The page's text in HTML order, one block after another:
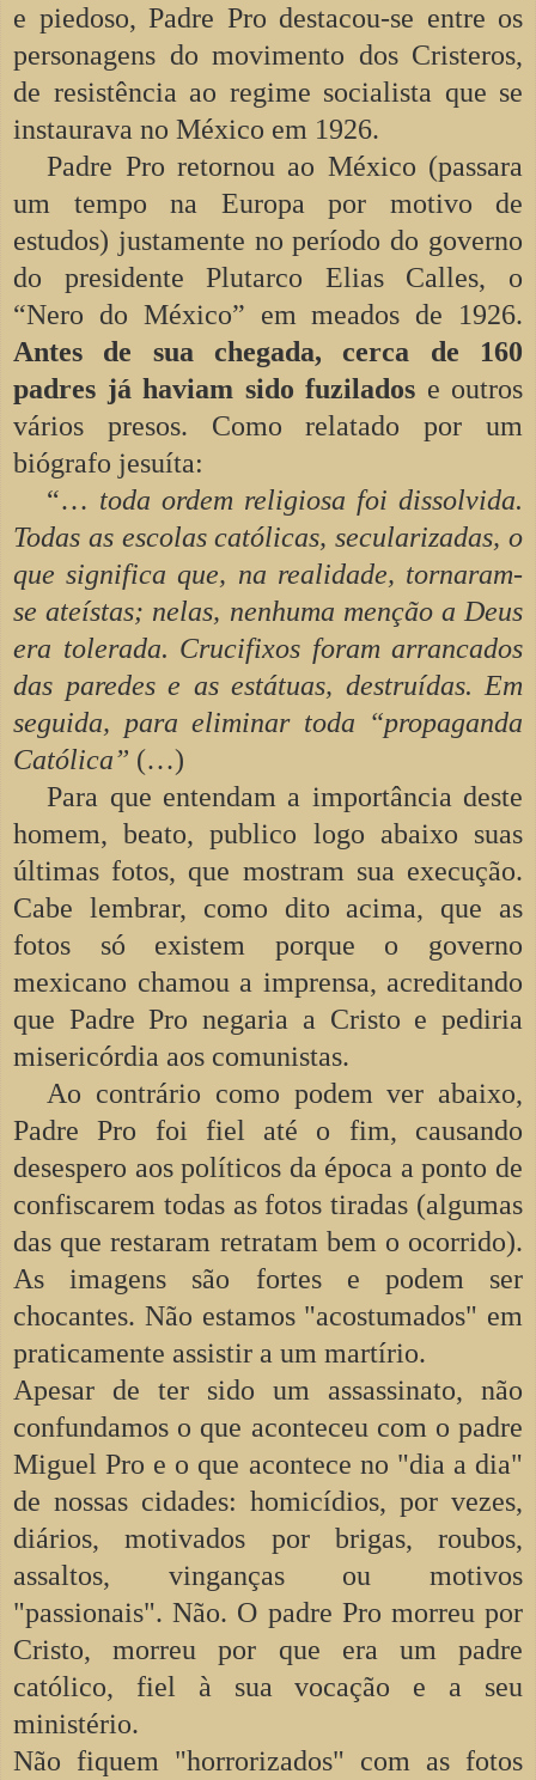
e piedoso, Padre Pro destacou-se entre os
personagens do movimento dos Cristeros,
de resistência ao regime socialista que se
instaurava no México em 1926.
Padre Pro retornou ao México (passara
um tempo na Europa por motivo de
estudos) justamente no período do governo
do presidente Plutarco Elias Calles, o
“Nero do México” em meados de 1926.
Antes de sua chegada, cerca de 160
padres já haviam sido fuzilados e outros
vários presos. Como relatado por um
biógrafo jesuíta:
“… toda ordem religiosa foi dissolvida.
Todas as escolas católicas, secularizadas, o
que significa que, na realidade, tornaram-
se ateístas; nelas, nenhuma menção a Deus
era tolerada. Crucifixos foram arrancados
das paredes e as estátuas, destruídas. Em
seguida, para eliminar toda “propaganda
Católica” (…)
Para que entendam a importância deste
homem, beato, publico logo abaixo suas
últimas fotos, que mostram sua execução.
Cabe lembrar, como dito acima, que as
fotos só existem porque o governo
mexicano chamou a imprensa, acreditando
que Padre Pro negaria a Cristo e pediria
misericórdia aos comunistas.
Ao contrário como podem ver abaixo,
Padre Pro foi fiel até o fim, causando
desespero aos políticos da época a ponto de
confiscarem todas as fotos tiradas (algumas
das que restaram retratam bem o ocorrido).
As imagens são fortes e podem ser
chocantes. Não estamos "acostumados" em
praticamente assistir a um martírio.
Apesar de ter sido um assassinato, não
confundamos o que aconteceu com o padre
Miguel Pro e o que acontece no "dia a dia"
de nossas cidades: homicídios, por vezes,
diários, motivados por brigas, roubos,
assaltos, vinganças ou motivos
"passionais". Não. O padre Pro morreu por
Cristo, morreu por que era um padre
católico, fiel à sua vocação e a seu
ministério.
Não fiquem "horrorizados" com as fotos